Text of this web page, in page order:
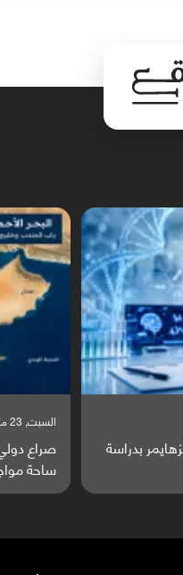
بدراسة
السبت, 23 مايو, 2026
صراع
ساحة